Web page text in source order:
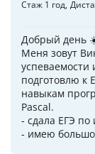
Стаж 1 год
Добрый день
Меня зовут
подготовлю к
нaвыкам
Pascal.
- сдала ЕГЭ
- имею